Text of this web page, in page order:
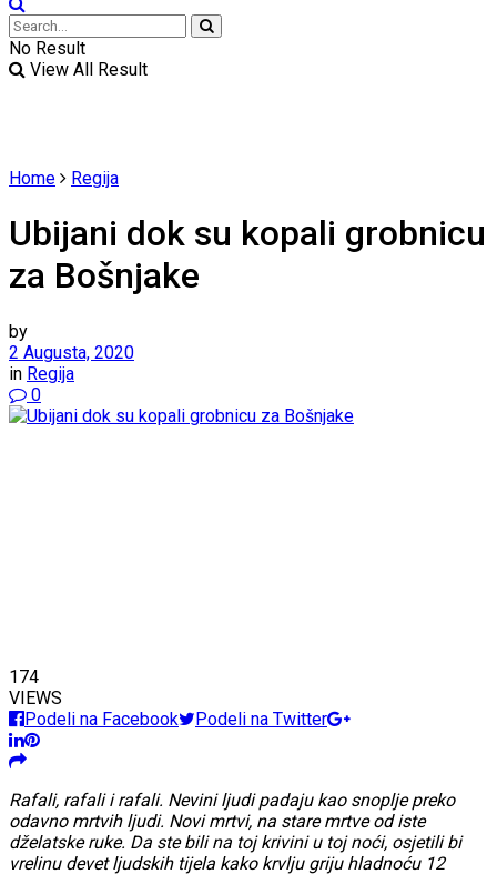
No Result
View All Result
Home Regija
Ubijani dok su kopali grobnicu
za Bošnjake
by
2 Augusta, 2020
in Regija
0
174
VIEWS
Podeli na Facebook
Podeli na Twitter
Rafali, rafali i rafali. Nevini ljudi padaju kao snoplje preko
odavno mrtvih ljudi. Novi mrtvi, na stare mrtve od iste
dželatske ruke. Da ste bili na toj krivini u toj noći, osjetili bi
vrelinu devet ljudskih tijela kako krvlju griju hladnoću 12